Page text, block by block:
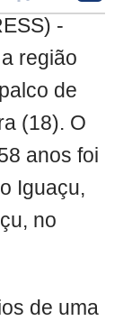
-
região
de
(18). O
anos foi
Iguaçu,
no
de uma